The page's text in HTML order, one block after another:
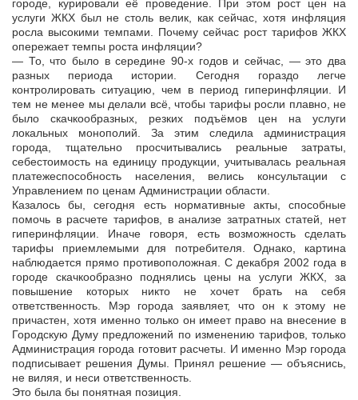
городе, курировали её проведение. При этом рост цен на
услуги ЖКХ был не столь велик, как сейчас, хотя инфляция
росла высокими темпами. Почему сейчас рост тарифов ЖКХ
опережает темпы роста инфляции?
— То, что было в середине 90-х годов и сейчас, — это два
разных периода истории. Сегодня гораздо легче
контролировать ситуацию, чем в период гиперинфляции. И
тем не менее мы делали всё, чтобы тарифы росли плавно, не
было скачкообразных, резких подъёмов цен на услуги
локальных монополий. За этим следила администрация
города, тщательно просчитывались реальные затраты,
себестоимость на единицу продукции, учитывалась реальная
платежеспособность населения, велись консультации с
Управлением по ценам Администрации области.
Казалось бы, сегодня есть нормативные акты, способные
помочь в расчете тарифов, в анализе затратных статей, нет
гиперинфляции. Иначе говоря, есть возможность сделать
тарифы приемлемыми для потребителя. Однако, картина
наблюдается прямо противоположная. С декабря 2002 года в
городе скачкообразно поднялись цены на услуги ЖКХ, за
повышение которых никто не хочет брать на себя
ответственность. Мэр города заявляет, что он к этому не
причастен, хотя именно только он имеет право на внесение в
Городскую Думу предложений по изменению тарифов, только
Администрация города готовит расчеты. И именно Мэр города
подписывает решения Думы. Принял решение — объяснись,
не виляя, и неси ответственность.
Это была бы понятная позиция.